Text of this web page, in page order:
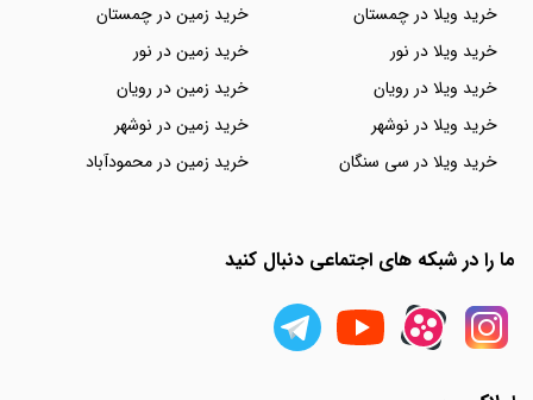
خرید ویلا در چمستان
خرید ویلا در نور
خرید ویلا در رویان
خرید ویلا در نوشهر
خرید ویلا در سی سنگان
خرید زمین در چمستان
خرید زمین در نور
خرید زمین در رویان
خرید زمین در نوشهر
خرید زمین در محمودآباد
ما را در شبکه های اجتماعی دنبال کنید